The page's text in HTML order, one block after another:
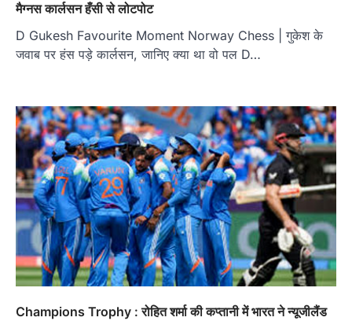
मैग्नस कार्लसन हँसी से लोटपोट
D Gukesh Favourite Moment Norway Chess | गुकेश के
जवाब पर हंस पड़े कार्लसन, जानिए क्या था वो पल D…
Champions Trophy : रोहित शर्मा की कप्तानी में भारत ने न्यूजीलैंड